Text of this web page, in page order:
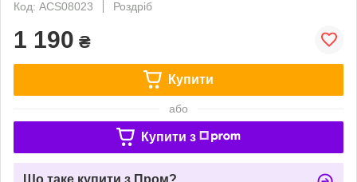
Код: ACS08023
Роздріб
1 190 ₴
Купити
або
Купити з
Що таке купити з Пром?